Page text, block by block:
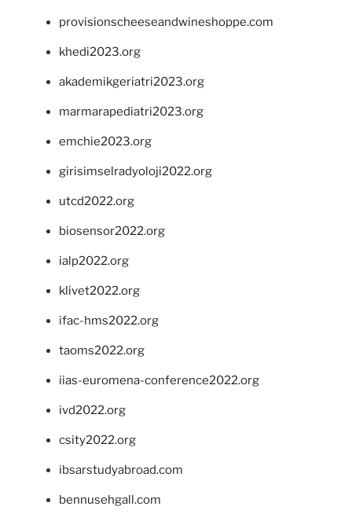
provisionscheeseandwineshoppe.com
khedi2023.org
akademikgeriatri2023.org
marmarapediatri2023.org
emchie2023.org
girisimselradyoloji2022.org
utcd2022.org
biosensor2022.org
ialp2022.org
klivet2022.org
ifac-hms2022.org
taoms2022.org
iias-euromena-conference2022.org
ivd2022.org
csity2022.org
ibsarstudyabroad.com
bennusehgall.com